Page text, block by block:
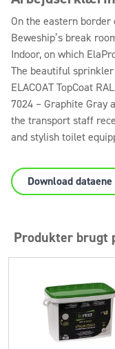
On the eastern
Beweship’s break
Indoor, on which
The beautiful
ELACOAT TopCoat
7024 – Graphite Gray
the transport staff
and stylish toilet
Download
Produkter brugt